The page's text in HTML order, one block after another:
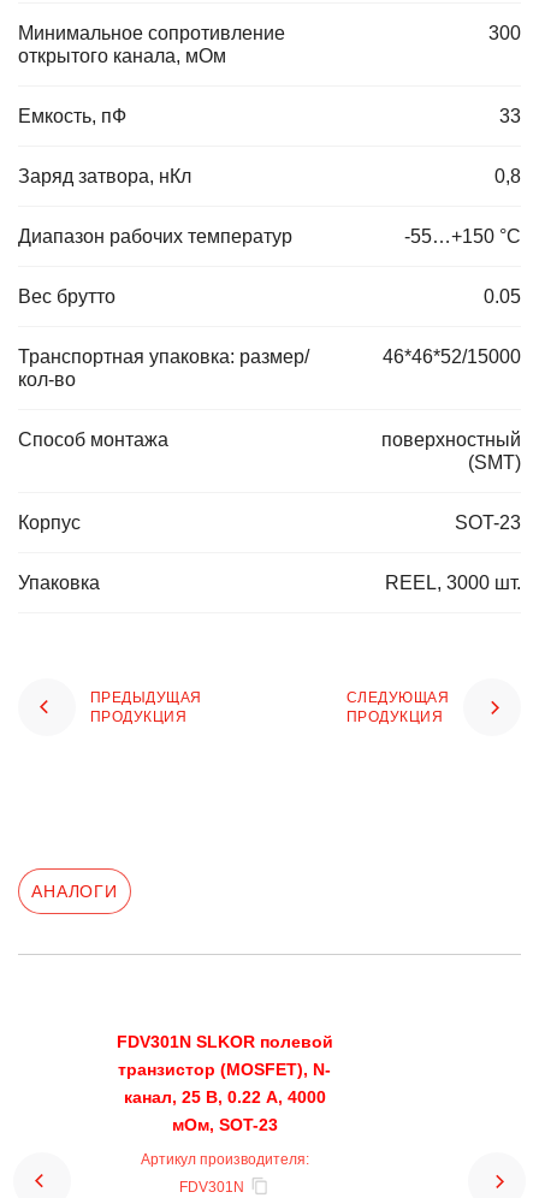
Минимальное сопротивление
открытого канала, мОм
300
Емкость, пФ 33
Заряд затвора, нКл 0,8
Диапазон рабочих температур -55…+150 °С
Вес брутто 0.05
Транспортная упаковка: размер/
кол-во
46*46*52/15000
Способ монтажа
поверхностный
(SMT)
Корпус SOT-23
Упаковка REEL, 3000 шт.
ПРЕДЫДУЩАЯ
ПРОДУКЦИЯ
СЛЕДУЮЩАЯ
ПРОДУКЦИЯ
АНАЛОГИ
FDV301N SLKOR полевой
транзистор (MOSFET), N-
канал, 25 В, 0.22 А, 4000
мОм, SOT-23
Артикул производителя:
FDV301N